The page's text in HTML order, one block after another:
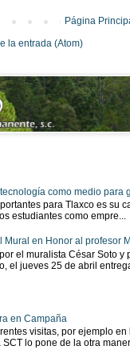
Página
la entrada (Atom)
como medio para
para Tlaxco es su
estudiantes como empre...
Mural en Honor al profesor
el muralista César Soto
el jueves 25 de abril
en Campaña
visitas, por ejemplo
SCT lo pone de la otra